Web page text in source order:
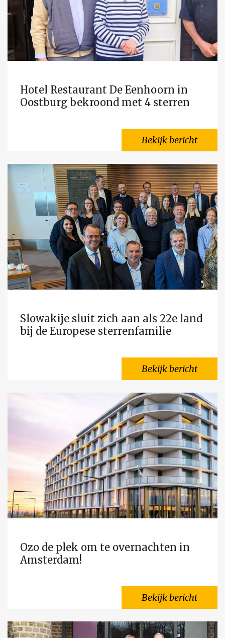
Hotel Restaurant De Eenhoorn in
Oostburg bekroond met 4 sterren
Bekijk bericht
Slowakije sluit zich aan als 22e land
bij de Europese sterrenfamilie
Bekijk bericht
Ozo de plek om te overnachten in
Amsterdam!
Bekijk bericht